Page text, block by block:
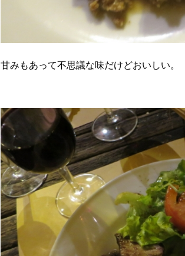
甘みもあって不思議な味だけどおいしい。